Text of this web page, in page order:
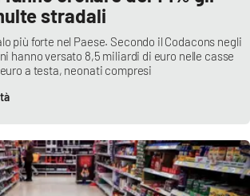
stradali
più forte nel Paese. Secondo il Codacons negli
hanno versato 8,5 miliardi di euro nelle casse
a testa, neonati compresi